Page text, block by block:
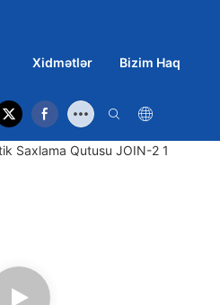
Xidmətlər Bizim Haqqımız